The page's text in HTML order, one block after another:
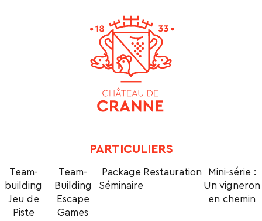
PARTICULIERS
Team-
building
Jeu de
Piste
Team-
Building
Escape
Games
Package
Séminaire
Restauration
Mini-série :
Un vigneron
en chemin